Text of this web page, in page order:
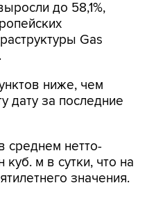
до 58,1%,
Gas
ниже, чем
дату за последние
среднем нетто-
м в сутки, что на
значения.